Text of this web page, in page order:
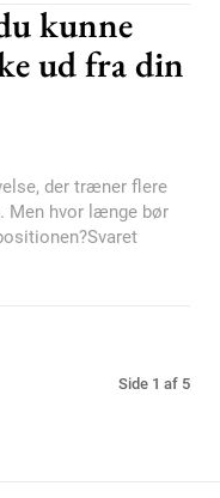
kunne
ud fra din
der træner flere
Men hvor længe bør
Side 1 af 5